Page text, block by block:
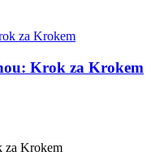
Krok za Krokem
za Krokem